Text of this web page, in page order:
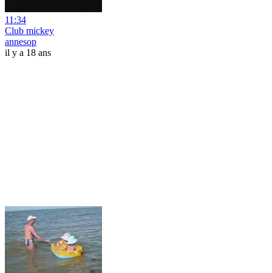
11:34
Club mickey
annesop
il y a 18 ans